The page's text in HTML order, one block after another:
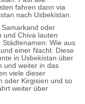
fahren dann via
nach Usbekistan.
Samarkand oder
und Chiva lauten
Städtenamen: Wie aus
einer Nacht. Diese
in Usbekistan über
und weiter in das
viele dieser
oder Kirgisien und so
weiter über